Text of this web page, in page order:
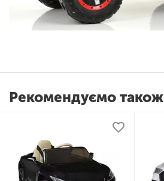
Рекомендуємо також